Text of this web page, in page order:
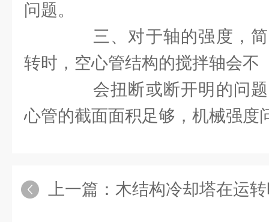
问题。
三、对于轴的强度，简
转时，空心管结构的搅拌轴会不
会扭断或断开明的问题
心管的截面面积足够，机械强度
上一篇： 木结构冷却塔在运转